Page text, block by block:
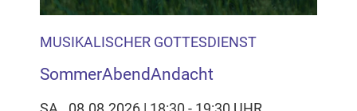
MUSIKALISCHER GOTTESDIENST
SommerAbendAndacht